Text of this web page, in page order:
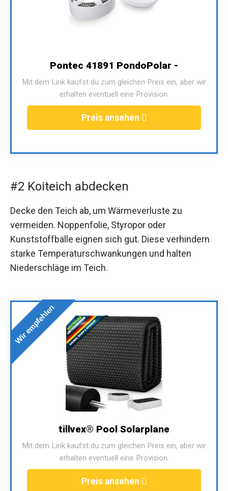
Pontec 41891 PondoPolar -
Mit dem Link kaufst du zum gleichen Preis ein, aber wir
erhalten eventuell eine Provision.
Preis ansehen
#2 Koiteich abdecken
Decke den Teich ab, um Wärmeverluste zu
vermeiden. Noppenfolie, Styropor oder
Kunststoffbälle eignen sich gut. Diese verhindern
starke Temperaturschwankungen und halten
Niederschläge im Teich.
Wir empfehlen
tillvex® Pool Solarplane
Mit dem Link kaufst du zum gleichen Preis ein, aber wir
erhalten eventuell eine Provision.
Preis ansehen